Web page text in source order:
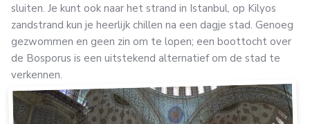
sluiten. Je kunt ook naar het strand in Istanbul, op Kilyos
zandstrand kun je heerlijk chillen na een dagje stad. Genoeg
gezwommen en geen zin om te lopen; een boottocht over
de Bosporus is een uitstekend alternatief om de stad te
verkennen.